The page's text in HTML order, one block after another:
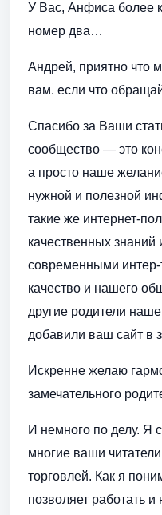
У Вас, Анфиса более
номер два…
Андрей, приятно что
вам. если что
Спасибо за Ваши
сообщество — это
а просто наше
нужной и полезной
такие же интернет-
качественных знаний
современными интер-
качество и нашего
другие родители
добавили ваш сайт в
Искренне желаю
замечательного
И немного по делу. Я
многие ваши
торговлей. Как я
позволяет работать